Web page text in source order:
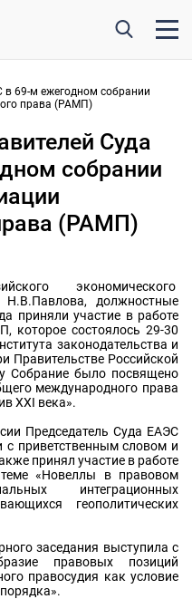
в 69-м ежегодном собрании
права (РАМП)
Суда
собрании
(РАМП)
экономического
должностные
приняли участие в работе
которое состоялось 29-30
законодательства и
Правительстве Российской
Собрание было посвящено
международного права
XXI века».
Председатель Суда ЕАЭС
с приветственным словом и
принял участие в работе
теме «Новеллы в правовом
интеграционных
геополитических
заседания выступила с
правовых позиций
правосудия как условие